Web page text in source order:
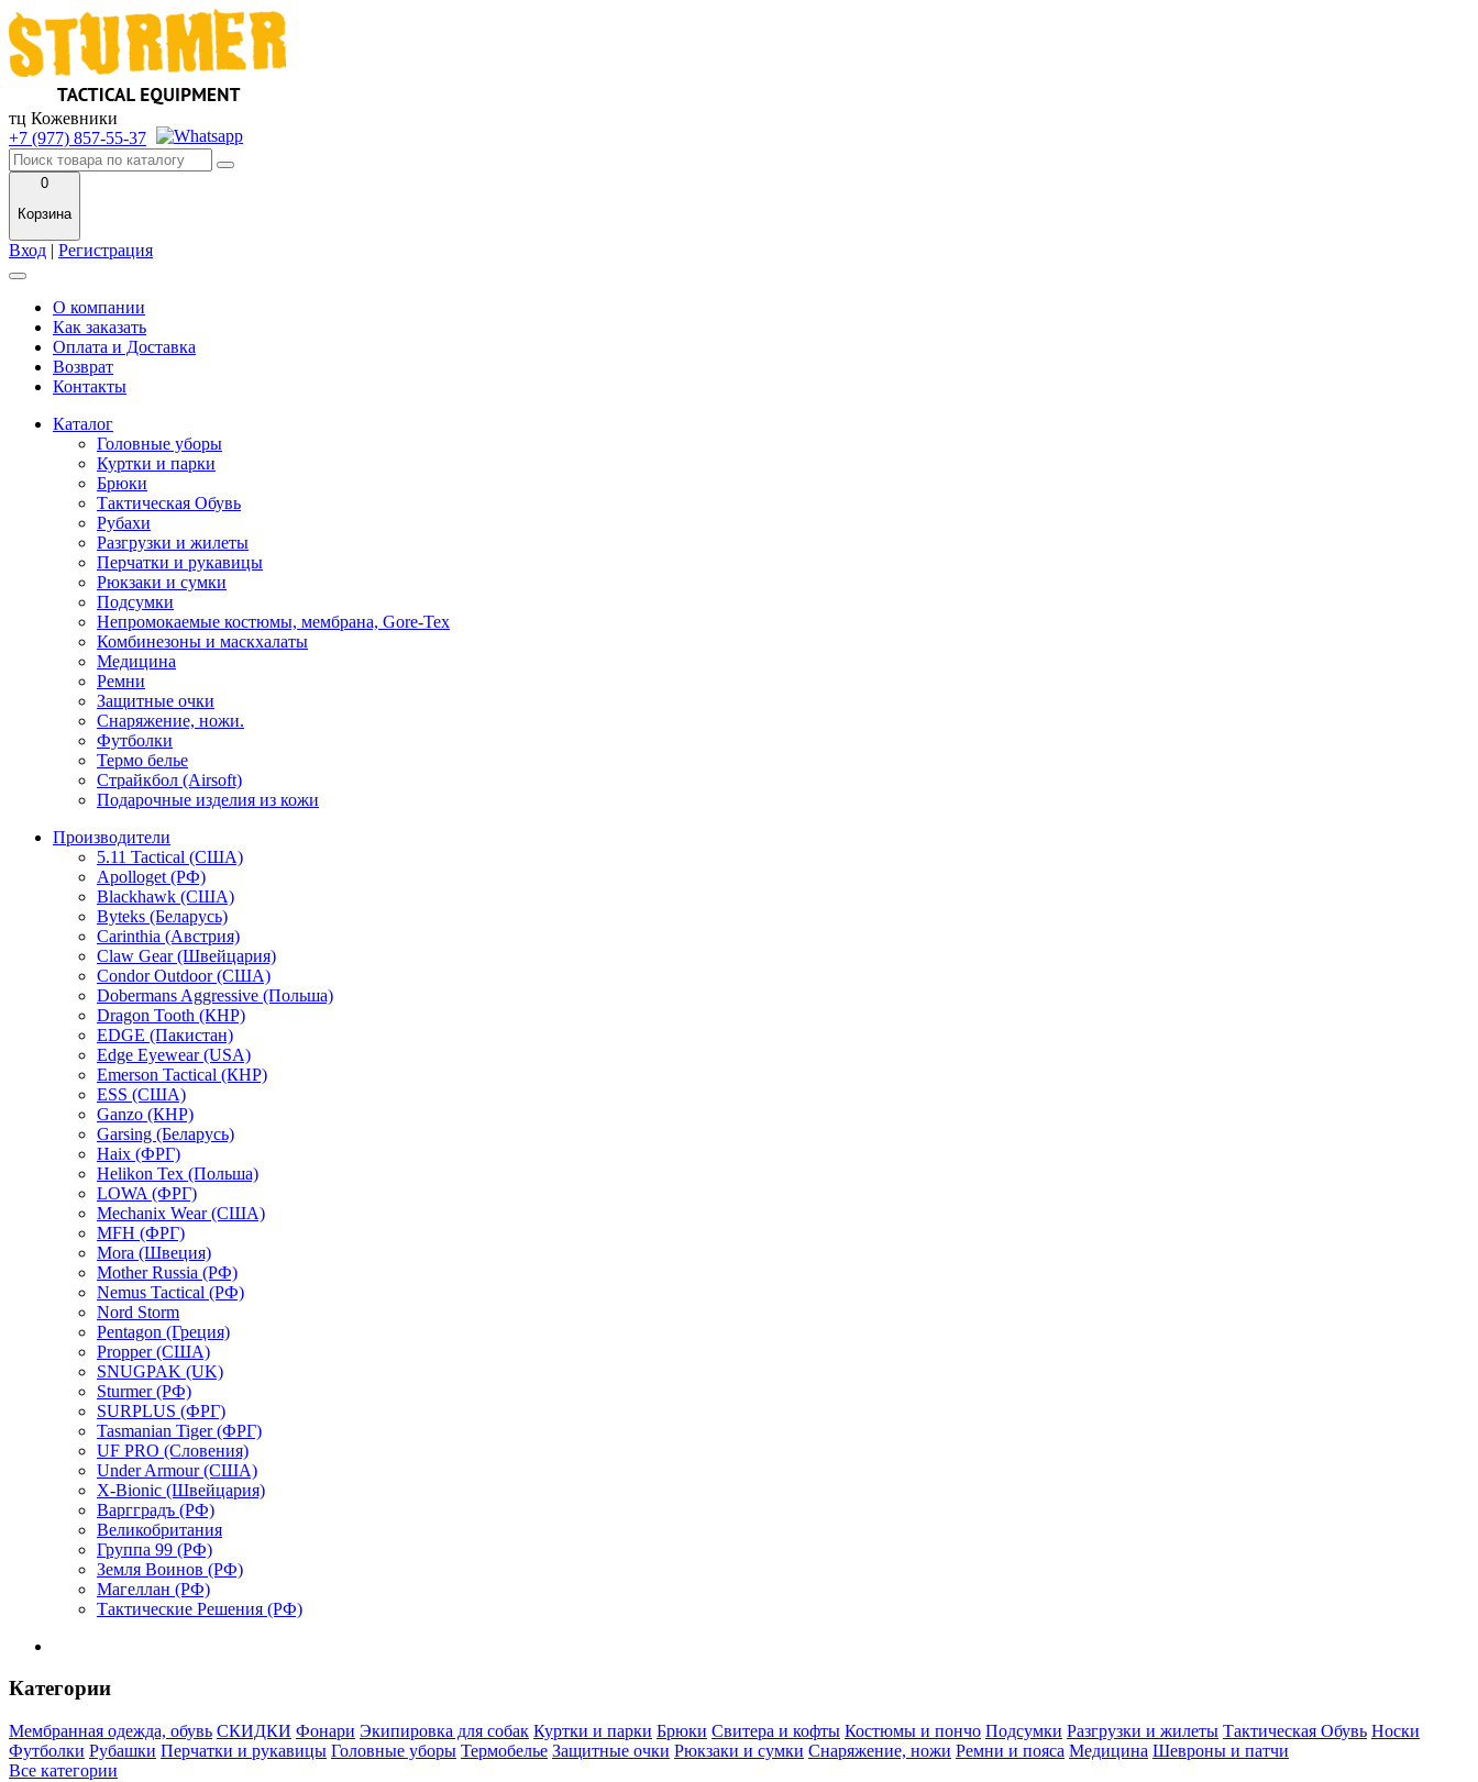
тц Кожевники
+7 (977) 857-55-37
0
Корзина
Вход | Регистрация
О компании
Как заказать
Оплата и Доставка
Возврат
Контакты
Каталог
Головные уборы
Куртки и парки
Брюки
Тактическая Обувь
Рубахи
Разгрузки и жилеты
Перчатки и рукавицы
Рюкзаки и сумки
Подсумки
Непромокаемые костюмы, мембрана, Gore-Tex
Комбинезоны и маскхалаты
Медицина
Ремни
Защитные очки
Снаряжение, ножи.
Футболки
Термо белье
Страйкбол (Airsoft)
Подарочные изделия из кожи
Производители
5.11 Tactical (США)
Apolloget (РФ)
Blackhawk (США)
Byteks (Беларусь)
Carinthia (Австрия)
Claw Gear (Швейцария)
Condor Outdoor (США)
Dobermans Aggressive (Польша)
Dragon Tooth (КНР)
EDGE (Пакистан)
Edge Eyewear (USA)
Emerson Tactical (КНР)
ESS (США)
Ganzo (КНР)
Garsing (Беларусь)
Haix (ФРГ)
Helikon Tex (Польша)
LOWA (ФРГ)
Mechanix Wear (США)
MFH (ФРГ)
Mora (Швеция)
Mother Russia (РФ)
Nemus Tactical (РФ)
Nord Storm
Pentagon (Греция)
Propper (США)
SNUGPAK (UK)
Sturmer (РФ)
SURPLUS (ФРГ)
Tasmanian Tiger (ФРГ)
UF PRO (Словения)
Under Armour (США)
X-Bionic (Швейцария)
Варгградъ (РФ)
Великобритания
Группа 99 (РФ)
Земля Воинов (РФ)
Магеллан (РФ)
Тактические Решения (РФ)
Категории
Мембранная одежда, обувь СКИДКИ Фонари Экипировка для собак Куртки и парки Брюки Свитера и кофты Костюмы и пончо Подсумки Разгрузки и жилеты Тактическая Обувь Носки
Футболки Рубашки Перчатки и рукавицы Головные уборы Термобелье Защитные очки Рюкзаки и сумки Снаряжение, ножи Ремни и пояса Медицина Шевроны и патчи
Все категории